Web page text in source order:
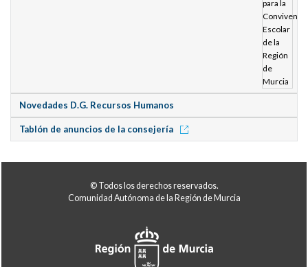
Novedades D.G. Recursos Humanos
Tablón de anuncios de la consejería
© Todos los derechos reservados.
Comunidad Autónoma de la Región de Murcia